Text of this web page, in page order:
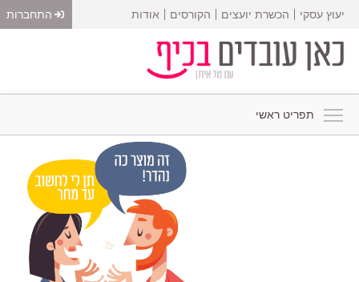
יעוץ עסקי הכשרת יועצים הקורסים אודות התחברות
תפריט ראשי